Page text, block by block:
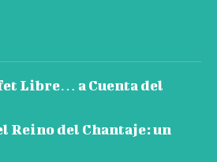
Libre… a Cuenta del
Reino del Chantaje: un